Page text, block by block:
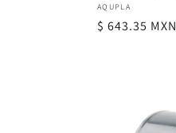
Proveedor:
AQUPLA
Precio
$ 643.35 MXN